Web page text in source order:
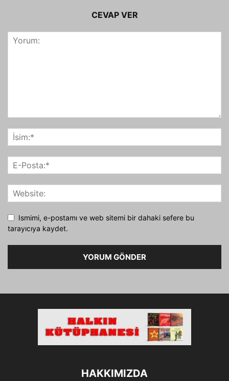
CEVAP VER
Ismimi, e-postamı ve web sitemi bir dahaki sefere bu
tarayıcıya kaydet.
HAKKIMIZDA